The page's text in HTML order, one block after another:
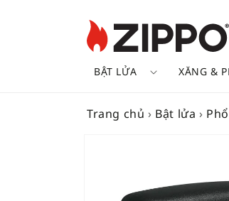
BẬT LỬA XĂNG &
Trang chủ › Bật lửa ›